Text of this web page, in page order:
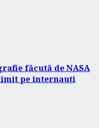
făcută de NASA
pe internauți